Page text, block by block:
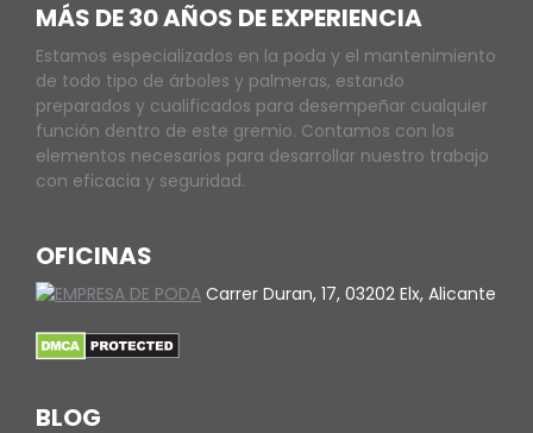
MÁS DE 30 AÑOS DE EXPERIENCIA
Estamos especializados en la poda y el mantenimiento
de todo tipo de árboles y palmeras, estando
preparados y cualificados para desempeñar cualquier
función dentro de este gremio. Contamos con los
elementos necesarios para desarrollar nuestro trabajo
con eficacia y seguridad.
OFICINAS
Carrer Duran, 17, 03202 Elx, Alicante
BLOG